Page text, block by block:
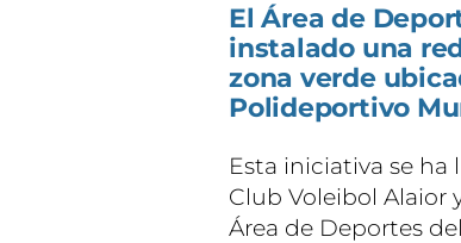
El Área de
instalado una
zona verde
Polideportivo
Esta iniciativa se ha
Club Voleibol Alaior
Área de Deportes